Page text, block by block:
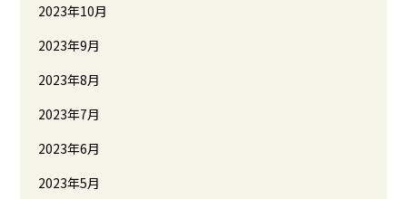
2023年10月
2023年9月
2023年8月
2023年7月
2023年6月
2023年5月